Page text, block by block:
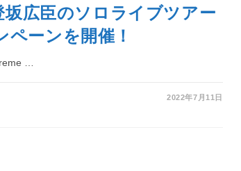
広臣のソロライブツアー
ーンを開催！
…
2022年7月11日